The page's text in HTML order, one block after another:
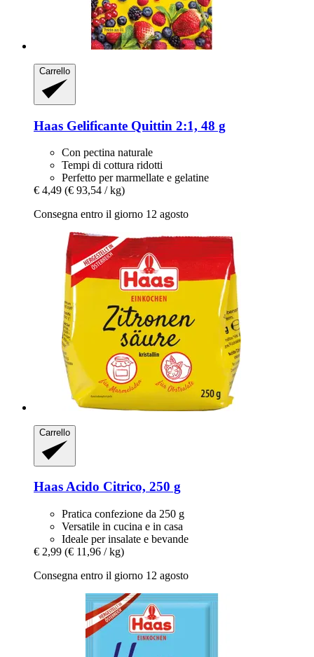
Carrello
Haas Gelificante Quittin 2:1, 48 g
Con pectina naturale
Tempi di cottura ridotti
Perfetto per marmellate e gelatine
€ 4,49 (€ 93,54 / kg)
Consegna entro il giorno 12 agosto
Carrello
HaasAcido Citrico, 250 g
Pratica confezione da 250 g
Versatile in cucina e in casa
Ideale per insalate e bevande
€ 2,99 (€ 11,96 / kg)
Consegna entro il giorno 12 agosto